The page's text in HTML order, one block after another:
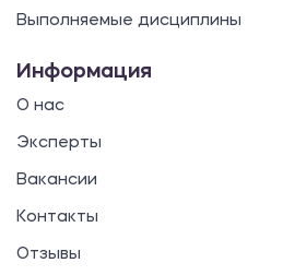
Выполняемые дисциплины
Информация
О нас
Эксперты
Вакансии
Контакты
Отзывы